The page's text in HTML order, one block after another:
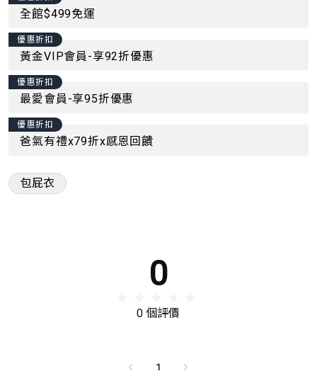
全館$499免運
優惠折扣
黃金VIP會員-享92折優惠
優惠折扣
最愛會員-享95折優惠
優惠折扣
爸氣有禮x79折x感恩回饋
包屁衣
0
0 個評價
1